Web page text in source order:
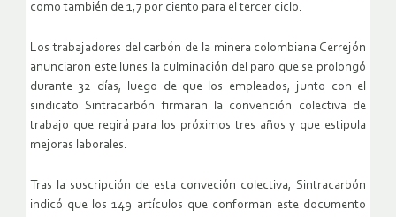
como también de 1,7 por ciento para el tercer ciclo.
Los trabajadores del carbón de la minera colombiana Cerrejón
anunciaron este lunes la culminación del paro que se prolongó
durante 32 días, luego de que los empleados, junto con el
sindicato Sintracarbón firmaran la convención colectiva de
trabajo que regirá para los próximos tres años y que estipula
mejoras laborales.
Tras la suscripción de esta conveción colectiva, Sintracarbón
indicó que los 149 artículos que conforman este documento